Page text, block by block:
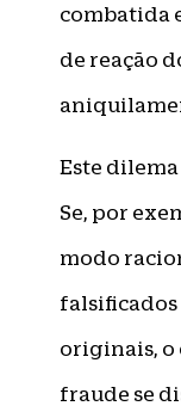
combatida
de reação
Este
Se, por
modo
falsificados
originais, o
fraude se